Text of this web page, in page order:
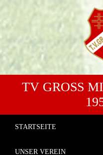
TV GROSS
STARTSEITE
UNSER VEREIN